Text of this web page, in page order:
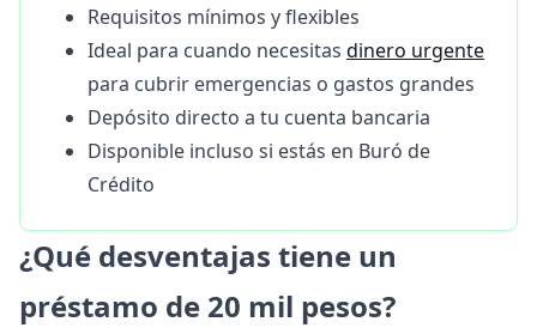
Requisitos mínimos y flexibles
Ideal para cuando necesitas dinero urgente
para cubrir emergencias o gastos grandes
Depósito directo a tu cuenta bancaria
Disponible incluso si estás en Buró de
Crédito
¿Qué desventajas tiene un
préstamo de 20 mil pesos?